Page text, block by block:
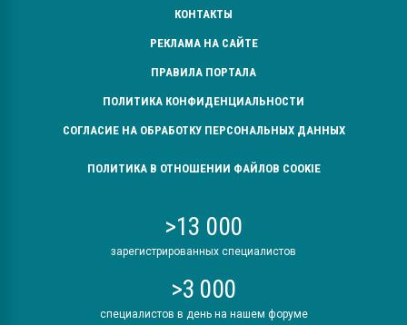
КОНТАКТЫ
РЕКЛАМА НА САЙТЕ
ПРАВИЛА ПОРТАЛА
ПОЛИТИКА КОНФИДЕНЦИАЛЬНОСТИ
СОГЛАСИЕ НА ОБРАБОТКУ ПЕРСОНАЛЬНЫХ ДАННЫХ
ПОЛИТИКА В ОТНОШЕНИИ ФАЙЛОВ COOKIE
>13 000
зарегистрированных специалистов
>3 000
специалистов в день на нашем форуме